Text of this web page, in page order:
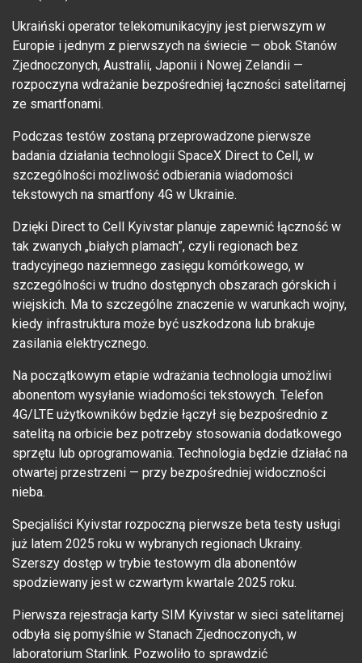
Ukraiński operator telekomunikacyjny jest pierwszym w
Europie i jednym z pierwszych na świecie — obok Stanów
Zjednoczonych, Australii, Japonii i Nowej Zelandii —
rozpoczyna wdrażanie bezpośredniej łączności satelitarnej
ze smartfonami.
Podczas testów zostaną przeprowadzone pierwsze
badania działania technologii SpaceX Direct to Cell, w
szczególności możliwość odbierania wiadomości
tekstowych na smartfony 4G w Ukrainie.
Dzięki Direct to Cell Kyivstar planuje zapewnić łączność w
tak zwanych „białych plamach”, czyli regionach bez
tradycyjnego naziemnego zasięgu komórkowego, w
szczególności w trudno dostępnych obszarach górskich i
wiejskich. Ma to szczególne znaczenie w warunkach wojny,
kiedy infrastruktura może być uszkodzona lub brakuje
zasilania elektrycznego.
Na początkowym etapie wdrażania technologia umożliwi
abonentom wysyłanie wiadomości tekstowych. Telefon
4G/LTE użytkowników będzie łączył się bezpośrednio z
satelitą na orbicie bez potrzeby stosowania dodatkowego
sprzętu lub oprogramowania. Technologia będzie działać na
otwartej przestrzeni — przy bezpośredniej widoczności
nieba.
Specjaliści Kyivstar rozpoczną pierwsze beta testy usługi
już latem 2025 roku w wybranych regionach Ukrainy.
Szerszy dostęp w trybie testowym dla abonentów
spodziewany jest w czwartym kwartale 2025 roku.
Pierwsza rejestracja karty SIM Kyivstar w sieci satelitarnej
odbyła się pomyślnie w Stanach Zjednoczonych, w
laboratorium Starlink. Pozwoliło to sprawdzić